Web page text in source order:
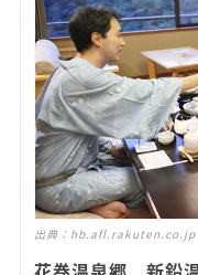
出典： hb.afl.rakuten.co.jp